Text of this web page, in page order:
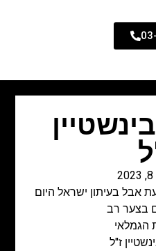
אבל בעיתון ישראל היום
בצער רב
הגמלאי
ז"ל